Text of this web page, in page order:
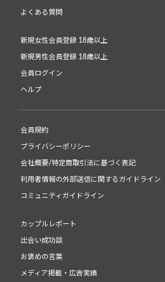
よくある質問
新規女性会員登録 18歳以上
新規男性会員登録 18歳以上
会員ログイン
ヘルプ
会員規約
プライバシーポリシー
会社概要/特定商取引法に基づく表記
利用者情報の外部送信に関するガイドライン
コミュニティガイドライン
カップルレポート
出会い成功談
お褒めの言葉
メディア掲載・広告実績